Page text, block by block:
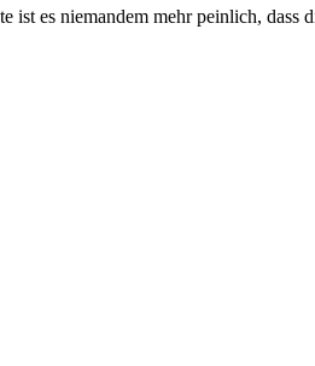
ist es niemandem mehr peinlich, dass